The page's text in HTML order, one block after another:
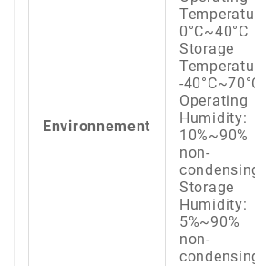
Environnement
0°C~40°C
Storage
-
Operating
Humidity:
10%~90%
non-
Storage
Humidity:
5%~90%
non-